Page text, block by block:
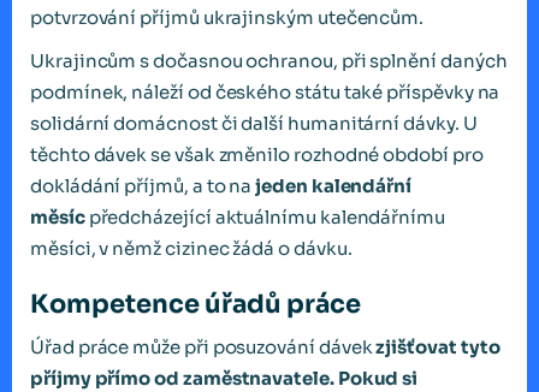
potvrzování příjmů ukrajinským utečencům.
Ukrajincům s dočasnou ochranou, při splnění daných
podmínek, náleží od českého státu také příspěvky na
solidární domácnost či další humanitární dávky. U
těchto dávek se však změnilo rozhodné období pro
dokládání příjmů, a to najeden kalendářní
měsícpředcházející aktuálnímu kalendářnímu
měsíci, v němž cizinec žádá o dávku.
Kompetence úřadů práce
Úřad práce může při posuzování dávekzjišťovat tyto
příjmy přímo od zaměstnavatele. Pokud si